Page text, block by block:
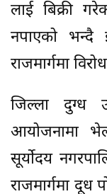
लाई बिक्री
नपाएको भन्दै
राजमार्गमा
जिल्ला दुग्ध
आयोजनामा
सूर्योदय
राजमार्गमा दूध